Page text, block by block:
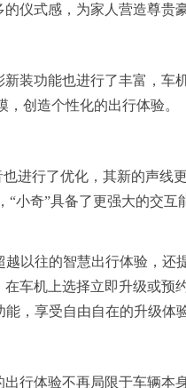
仪式感，为家人营造尊贵
装功能也进行了丰富，车
创造个性化的出行体验。
进行了优化，其新的声线
“小奇”具备了更强大的交
以往的智慧出行体验，还
车机上选择立即升级或预
，享受自由自在的升级体验
行体验不再局限于车辆本